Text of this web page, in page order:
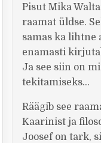
Pisut Mika
raamat üldse.
samas ka lihtne
enamasti
Ja see siin on
tekitamiseks…
Räägib see
Kaarinist ja
Joosef on tark,